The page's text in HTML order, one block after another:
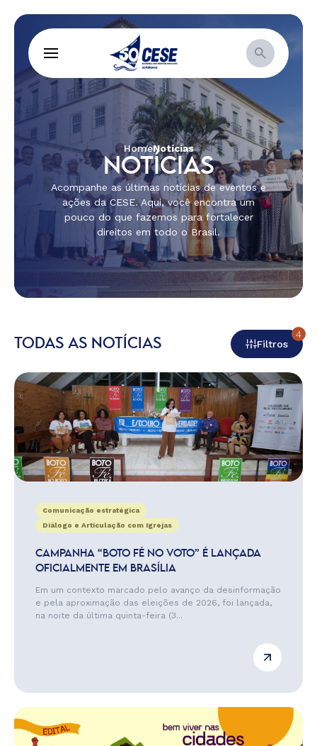
HomeNotícias
NOTÍCIAS
Acompanhe as últimas notícias de eventos e
ações da CESE. Aqui, você encontra um
pouco do que fazemos para fortalecer
direitos em todo o Brasil.
TODAS AS NOTÍCIAS Filtros
4
Comunicação estratégica
Diálogo e Articulação com Igrejas
CAMPANHA “BOTO FÉ NO VOTO” É LANÇADA
OFICIALMENTE EM BRASÍLIA
Em um contexto marcado pelo avanço da desinformação
e pela aproximação das eleições de 2026, foi lançada,
na noite da última quinta-feira (3...